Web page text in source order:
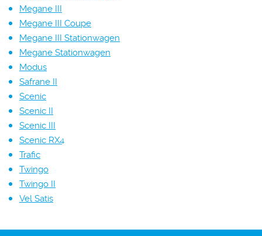
Megane III
Megane III Coupe
Megane III Stationwagen
Megane Stationwagen
Modus
Safrane II
Scenic
Scenic II
Scenic III
Scenic RX4
Trafic
Twingo
Twingo II
Vel Satis